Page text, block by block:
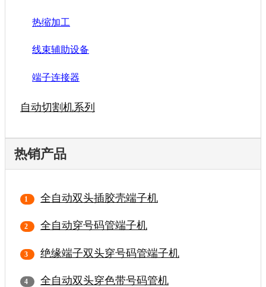
热缩加工
线束辅助设备
端子连接器
自动切割机系列
热销产品
全自动双头插胶壳端子机
全自动穿号码管端子机
绝缘端子双头穿号码管端子机
全自动双头穿色带号码管机